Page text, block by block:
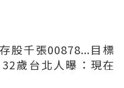
股千張00878...目標
歲台北人曝：現在